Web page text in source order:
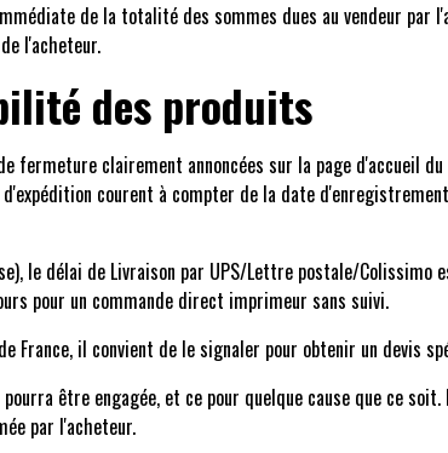
de la totalité des sommes dues au vendeur par
l'acheteur.
des produits
fermeture clairement annoncées sur la page d'accueil
courent à compter de la date
le délai de Livraison par UPS/Lettre postale/Colissimo
pour un commande direct imprimeur sans suivi.
France, il convient de le signaler pour obtenir un devis
être engagée, et ce pour quelque cause que ce
par l'acheteur.